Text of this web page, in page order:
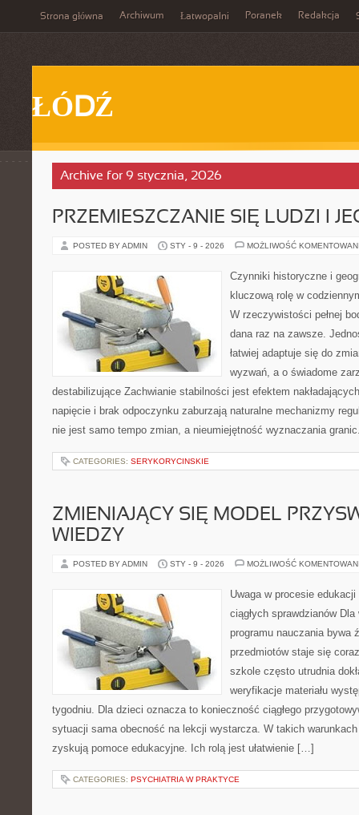
Strona główna Archiwum Łatwopalni Poranek Redakcja
ŁÓDŹ
Archive for 9 stycznia, 2026
PRZEMIESZCZANIE SIĘ LUDZI I
POSTED BY ADMIN STY - 9 - 2026 MOŻLIWOŚĆ
Czynniki historyczne i
kluczową rolę w
W rzeczywistości pełnej
dana raz na zawsze.
łatwiej adaptuje się do
wyzwań, a o świadome
destabilizujące Zachwianie stabilności jest efektem
napięcie i brak odpoczynku zaburzają naturalne mechanizmy
nie jest samo tempo zmian, a nieumiejętność wyznaczania
CATEGORIES: SERYKORYCINSKIE
ZMIENIAJĄCY SIĘ MODEL
WIEDZY
POSTED BY ADMIN STY - 9 - 2026 MOŻLIWOŚĆ
Uwaga w procesie
ciągłych sprawdzianów
programu nauczania bywa
przedmiotów staje się
szkole często utrudnia
weryfikacje materiału
tygodniu. Dla dzieci oznacza to konieczność ciągłego
sytuacji sama obecność na lekcji wystarcza. W takich
zyskują pomoce edukacyjne. Ich rolą jest ułatwienie […]
CATEGORIES: PSYCHIATRIA W PRAKTYCE